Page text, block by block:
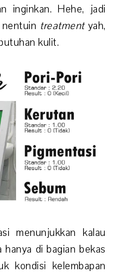
inginkan. Hehe, jadi
treatment yah,
kulit.
menunjukkan kalau
hanya di bagian bekas
kondisi kelembapan